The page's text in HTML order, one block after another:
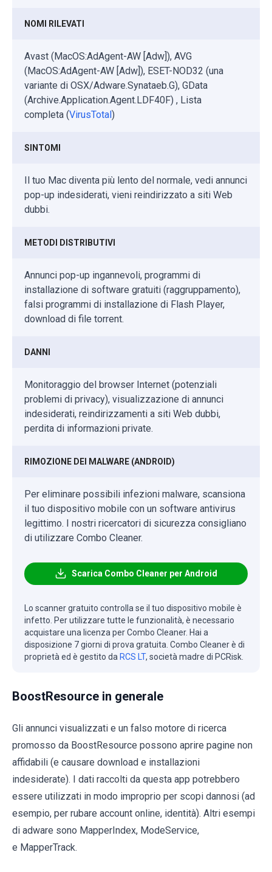
NOMI RILEVATI
Avast (MacOS:AdAgent-AW [Adw]), AVG
(MacOS:AdAgent-AW [Adw]), ESET-NOD32 (una
variante di OSX/Adware.Synataeb.G), GData
(Archive.Application.Agent.LDF40F) , Lista
completa (VirusTotal)
SINTOMI
Il tuo Mac diventa più lento del normale, vedi annunci
pop-up indesiderati, vieni reindirizzato a siti Web
dubbi.
METODI DISTRIBUTIVI
Annunci pop-up ingannevoli, programmi di
installazione di software gratuiti (raggruppamento),
falsi programmi di installazione di Flash Player,
download di file torrent.
DANNI
Monitoraggio del browser Internet (potenziali
problemi di privacy), visualizzazione di annunci
indesiderati, reindirizzamenti a siti Web dubbi,
perdita di informazioni private.
RIMOZIONE DEI MALWARE (ANDROID)
Per eliminare possibili infezioni malware, scansiona
il tuo dispositivo mobile con un software antivirus
legittimo. I nostri ricercatori di sicurezza consigliano
di utilizzare Combo Cleaner.
Scarica Combo Cleaner per Android
Lo scanner gratuito controlla se il tuo dispositivo mobile è
infetto. Per utilizzare tutte le funzionalità, è necessario
acquistare una licenza per Combo Cleaner. Hai a
disposizione 7 giorni di prova gratuita. Combo Cleaner è di
proprietà ed è gestito da RCS LT, società madre di PCRisk.
BoostResource in generale
Gli annunci visualizzati e un falso motore di ricerca
promosso da BoostResource possono aprire pagine non
affidabili (e causare download e installazioni
indesiderate). I dati raccolti da questa app potrebbero
essere utilizzati in modo improprio per scopi dannosi (ad
esempio, per rubare account online, identità). Altri esempi
di adware sono MapperIndex, ModeService,
e MapperTrack.